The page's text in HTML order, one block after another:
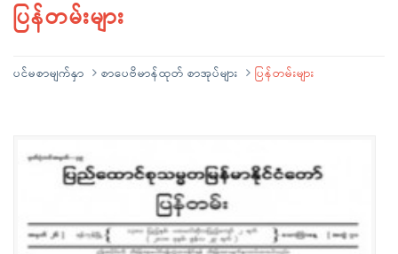
ပြန်တမ်းများ
ပင်မစာမျက်နှာ စာပေဗိမာန်ထုတ် စာအုပ်များ ပြန်တမ်းများ